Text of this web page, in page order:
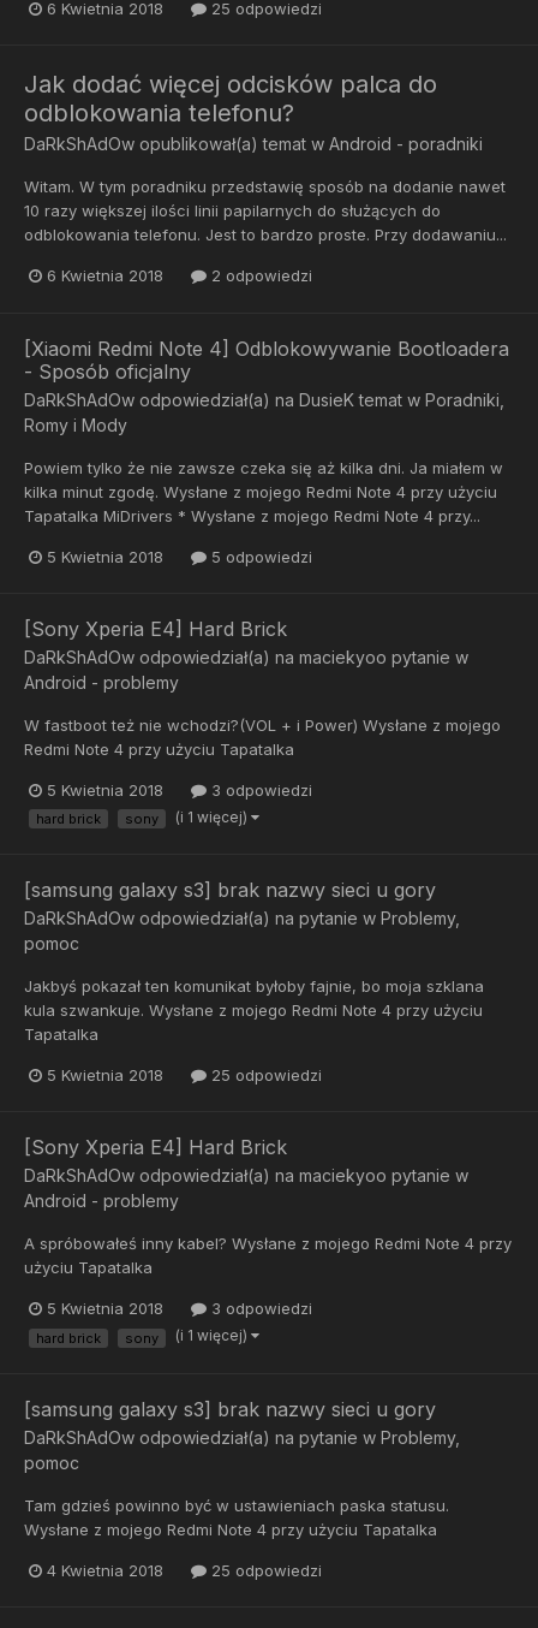
6 Kwietnia 2018 25 odpowiedzi
Jak dodać więcej odcisków palca do
odblokowania telefonu?
DaRkShAdOw opublikował(a) temat w Android - poradniki
Witam. W tym poradniku przedstawię sposób na dodanie nawet
10 razy większej ilości linii papilarnych do służących do
odblokowania telefonu. Jest to bardzo proste. Przy dodawaniu...
6 Kwietnia 2018 2 odpowiedzi
[Xiaomi Redmi Note 4] Odblokowywanie Bootloadera
- Sposób oficjalny
DaRkShAdOw odpowiedział(a) na DusieKtemat w Poradniki,
Romy i Mody
Powiem tylko że nie zawsze czeka się aż kilka dni. Ja miałem w
kilka minut zgodę. Wysłane z mojego Redmi Note 4 przy użyciu
Tapatalka MiDrivers * Wysłane z mojego Redmi Note 4 przy...
5 Kwietnia 2018 5 odpowiedzi
[Sony Xperia E4] Hard Brick
DaRkShAdOw odpowiedział(a) na maciekyoo pytanie w
Android - problemy
W fastboot też nie wchodzi?(VOL + i Power) Wysłane z mojego
Redmi Note 4 przy użyciu Tapatalka
5 Kwietnia 2018 3 odpowiedzi
hard brick sony (i 1 więcej)
[samsung galaxy s3] brak nazwy sieci u gory
DaRkShAdOw odpowiedział(a) na pytanie w Problemy,
pomoc
Jakbyś pokazał ten komunikat byłoby fajnie, bo moja szklana
kula szwankuje. Wysłane z mojego Redmi Note 4 przy użyciu
Tapatalka
5 Kwietnia 2018 25 odpowiedzi
[Sony Xperia E4] Hard Brick
DaRkShAdOw odpowiedział(a) na maciekyoo pytanie w
Android - problemy
A spróbowałeś inny kabel? Wysłane z mojego Redmi Note 4 przy
użyciu Tapatalka
5 Kwietnia 2018 3 odpowiedzi
hard brick sony (i 1 więcej)
[samsung galaxy s3] brak nazwy sieci u gory
DaRkShAdOw odpowiedział(a) na pytanie w Problemy,
pomoc
Tam gdzieś powinno być w ustawieniach paska statusu.
Wysłane z mojego Redmi Note 4 przy użyciu Tapatalka
4 Kwietnia 2018 25 odpowiedzi